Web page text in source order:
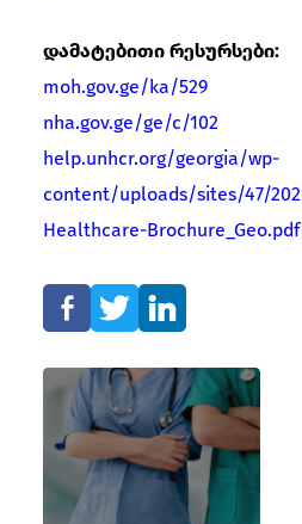
დამატებითი რესურსები:
moh.gov.ge/ka/529
nha.gov.ge/ge/c/102
help.unhcr.org/georgia/wp-
content/uploads/sites/47/
Healthcare-Brochure_Geo.pdf